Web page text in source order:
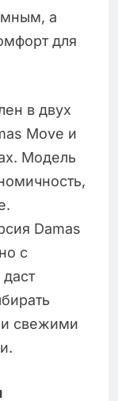
а
для
в двух
Move и
Модель
Damas
с
свежими